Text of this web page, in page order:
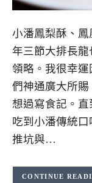
小潘鳳梨酥、
年三節大排長
領略。我很幸
們神通廣大所
想過寫食記。
吃到小潘傳統
推坑與…
CONTINUE